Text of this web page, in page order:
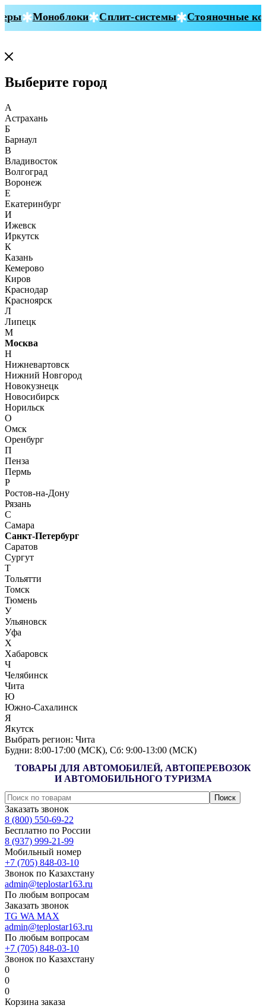
Моноблоки Сплит-системы Стояночные
Выберите город
А
Астрахань
Б
Барнаул
В
Владивосток
Волгоград
Воронеж
Е
Екатеринбург
И
Ижевск
Иркутск
К
Казань
Кемерово
Киров
Краснодар
Красноярск
Л
Липецк
М
Москва
Н
Нижневартовск
Нижний Новгород
Новокузнецк
Новосибирск
Норильск
О
Омск
Оренбург
П
Пенза
Пермь
Р
Ростов-на-Дону
Рязань
С
Самара
Санкт-Петербург
Саратов
Сургут
Т
Тольятти
Томск
Тюмень
У
Ульяновск
Уфа
Х
Хабаровск
Ч
Челябинск
Чита
Ю
Южно-Сахалинск
Я
Якутск
Выбрать регион: Чита
Будни: 8:00‑17:00 (МСК), Сб: 9:00‑13:00 (МСК)
ТОВАРЫ ДЛЯ АВТОМОБИЛЕЙ, АВТОПЕРЕВОЗОК
И АВТОМОБИЛЬНОГО ТУРИЗМА
Заказать звонок
8 (800) 550-69-22
Бесплатно по России
8 (937) 999-21-99
Мобильный номер
+7 (705) 848-03-10
Звонок по Казахстану
admin@teplostar163.ru
По любым вопросам
Заказать звонок
TG WA MAX
admin@teplostar163.ru
По любым вопросам
+7 (705) 848-03-10
Звонок по Казахстану
0
0
0
Корзина заказа